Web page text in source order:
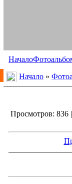
Начало
Начало »
Просмотров: 836